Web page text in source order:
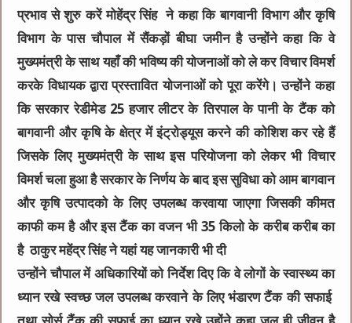
प्रभाव से शुरु करें मोहेंद्र सिंह ने कहा कि बागवानी विभाग और कृषि
विभाग के पास चौपाल में सैंकड़ों बीघा जमीन है उन्होंने कहा कि वे
मुख्यमंत्री के साथ यहाँ की भविष्य की योजनाओं को ले कर विचार विमर्श
करके विधायक द्वारा प्रस्तावित योजनाओं को पूरा करेंगे। उन्होंने कहा
कि सरकार रेडीमेड 25 हजार लीटर के तिरपाल के पानी के टैंक को
बागवानी और कृषि के क्षेत्र में इंट्रोड्यूस करने की कोशिश कर रहे हैं
जिसके लिए मुख्यमंत्री के साथ इस परियोजना को लेकर भी विचार
विमर्श चला हुआ है सरकार के निर्णय के बाद इस सुविधा को आम बागवान
और कृषि उत्पादको के लिए उपलब्ध करवाया जाएगा जिसकी कीमत
काफी कम है और इस टैंक का वजन भी 35 किलो के करीब करीब का
है ठाकुर महेंद्र सिंह ने यहां यह जानकारी भी दी
उन्होंने चौपाल में अधिकारियों को निर्देश दिए कि वे लोगों के स्वास्थ्य का
ध्यान रखे स्वच्छ जल उपलब्ध करवाने के लिए भंडारण टैंक की सफाई